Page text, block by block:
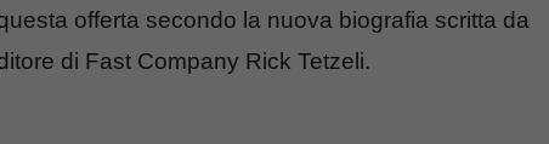
offerta secondo la nuova biografia scritta da
di Fast Company Rick Tetzeli.